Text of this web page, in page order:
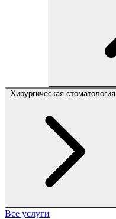
Хирургическая стоматология
Все услуги